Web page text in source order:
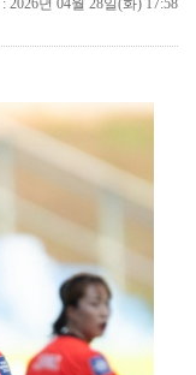
"블랙핑크 데뷔 10주년 행사로 국중박 입장 통제"…문…
김지원, 어린이병원에 1억원 쾌척 "'닥터X' 촬영 중…
2026년 04월 28일(화) 17:58